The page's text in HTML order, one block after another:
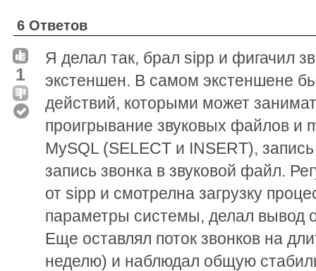
6 Ответов
1
Я делал так, брал sipp и фигачил
экстеншен. В самом экстеншене
действий, которыми может
проигрывание звуковых файлов и
MySQL (SELECT и INSERT),
запись звонка в звуковой файл.
от sipp и смотрелна загрузку
параметры системы, делал вывод
Еще оставлял поток звонков на
неделю) и наблюдал общую